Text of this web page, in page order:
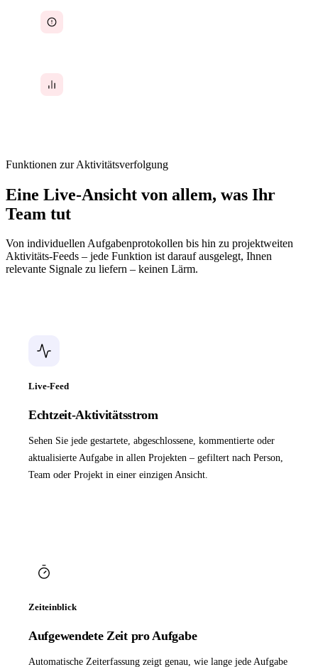
Funktionen zur Aktivitätsverfolgung
Eine Live-Ansicht von allem, was Ihr
Team tut
Von individuellen Aufgabenprotokollen bis hin zu projektweiten
Aktivitäts-Feeds – jede Funktion ist darauf ausgelegt, Ihnen
relevante Signale zu liefern – keinen Lärm.
Live-Feed
Echtzeit-Aktivitätsstrom
Sehen Sie jede gestartete, abgeschlossene, kommentierte oder
aktualisierte Aufgabe in allen Projekten – gefiltert nach Person,
Team oder Projekt in einer einzigen Ansicht.
Zeiteinblick
Aufgewendete Zeit pro Aufgabe
Automatische Zeiterfassung zeigt genau, wie lange jede Aufgabe